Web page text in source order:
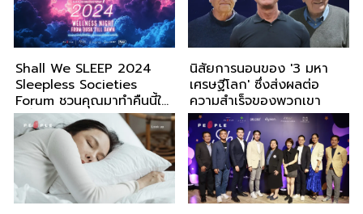
Shall We SLEEP 2024
Sleepless Societies
Forum ชวนคุณมาทำคืนนี้ให้
ดีที่สุด!
นิสัยการนอนของ '3 มหา
เศรษฐีโลก' ซึ่งส่งผลต่อ
ความสำเร็จของพวกเขา